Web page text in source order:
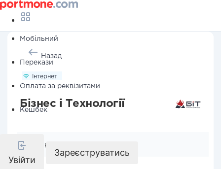
Мобільний
Перекази
Оплата за реквізитами
Кешбек
Увійти
Зареєструватись
Назад
Інтернет
Бізнес і Технології
Реквізити компанії